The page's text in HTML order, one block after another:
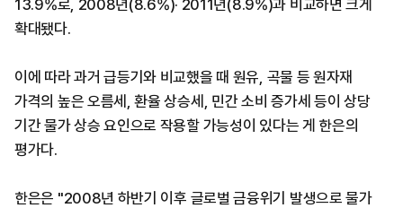
13.9%로, 2008년(8.6%)· 2011년(8.9%)과 비교하면 크게
확대됐다.
이에 따라 과거 급등기와 비교했을 때 원유, 곡물 등 원자재
가격의 높은 오름세, 환율 상승세, 민간 소비 증가세 등이 상당
기간 물가 상승 요인으로 작용할 가능성이 있다는 게 한은의
평가다.
한은은 "2008년 하반기 이후 글로벌 금융위기 발생으로 물가